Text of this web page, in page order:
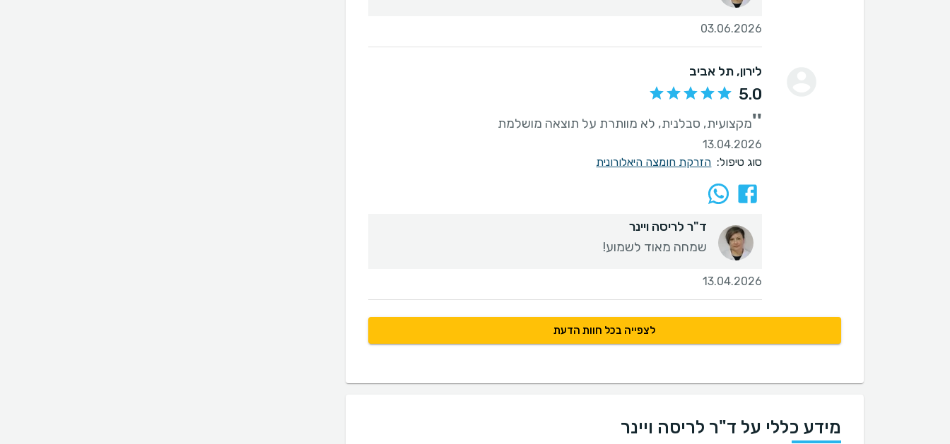
03.06.2026
לירון, תל אביב
5.0
''מקצועית, סבלנית, לא מוותרת על תוצאה מושלמת
13.04.2026
סוג טיפול: הזרקת חומצה היאלורונית
ד"ר לריסה ויינר
שמחה מאוד לשמוע!
13.04.2026
לצפייה בכל חוות הדעת
מידע כללי על ד"ר לריסה ויינר